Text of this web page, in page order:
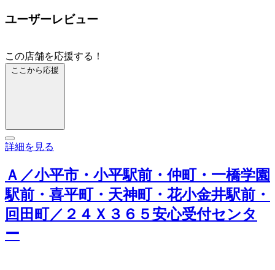
ユーザーレビュー
この店舗を応援する！
ここから応援
詳細を見る
Ａ／小平市・小平駅前・仲町・一橋学園
駅前・喜平町・天神町・花小金井駅前・
回田町／２４Ｘ３６５安心受付センタ
ー